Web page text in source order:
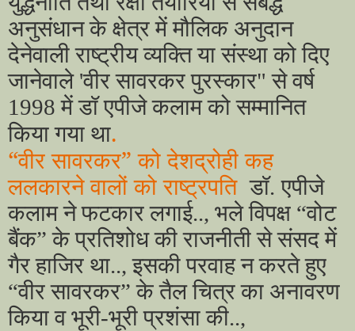
अनुसंधान के क्षेत्र में मौलिक अनुदान
देनेवाली राष्ट्रीय व्यक्ति या संस्था को दिए
जानेवाले 'वीर सावरकर पुरस्कार" से वर्ष
1998 में डॉ एपीजे कलाम को सम्मानित
किया गया था.
“वीर सावरकर” को देशद्रोही कह
ललकारने वालों को राष्ट्रपतिडॉ. एपीजे
कलाम ने फटकार लगाई.., भले विपक्ष “वोट
बैंक” के प्रतिशोध की राजनीती से संसद में
गैर हाजिर था.., इसकी परवाह न करते हुए
“वीर सावरकर” के तैल चित्र का अनावरण
किया व भूरी-भूरी प्रशंसा की..,